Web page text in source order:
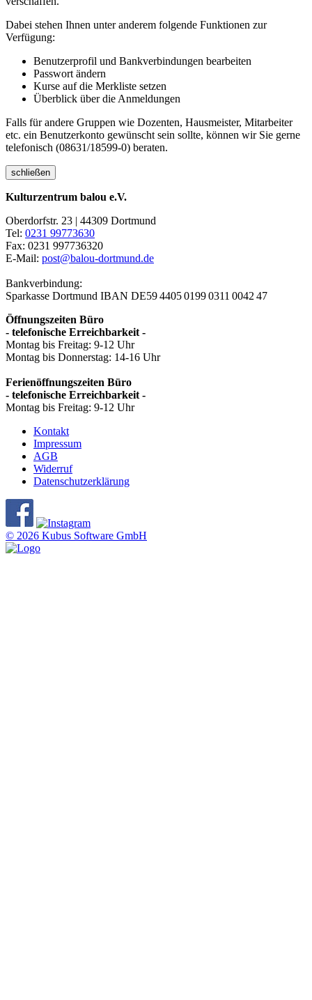
Dabei stehen Ihnen unter anderem folgende Funktionen zur
Verfügung:
Benutzerprofil und Bankverbindungen bearbeiten
Passwort ändern
Kurse auf die Merkliste setzen
Überblick über die Anmeldungen
Falls für andere Gruppen wie Dozenten, Hausmeister, Mitarbeiter
etc. ein Benutzerkonto gewünscht sein sollte, können wir Sie gerne
telefonisch (08631/18599-0) beraten.
schließen
Kulturzentrum balou e.V.
Oberdorfstr. 23 | 44309 Dortmund
Tel: 0231 99773630
Fax: 0231 997736320
E-Mail: post@balou-dortmund.de
Bankverbindung:
Sparkasse Dortmund IBAN DE59 4405 0199 0311 0042 47
Öffnungszeiten Büro
- telefonische Erreichbarkeit -
Montag bis Freitag: 9-12 Uhr
Montag bis Donnerstag: 14-16 Uhr
Ferienöffnungszeiten Büro
- telefonische Erreichbarkeit -
Montag bis Freitag: 9-12 Uhr
Kontakt
Impressum
AGB
Widerruf
Datenschutzerklärung
© 2026 Kubus Software GmbH